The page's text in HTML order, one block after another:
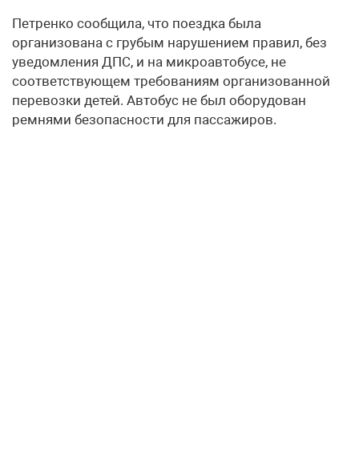
Петренко сообщила, что поездка была
организована с грубым нарушением правил, без
уведомления ДПС, и на микроавтобусе, не
соответствующем требованиям организованной
перевозки детей. Автобус не был оборудован
ремнями безопасности для пассажиров.